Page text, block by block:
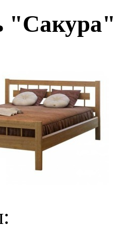
"Сакура"